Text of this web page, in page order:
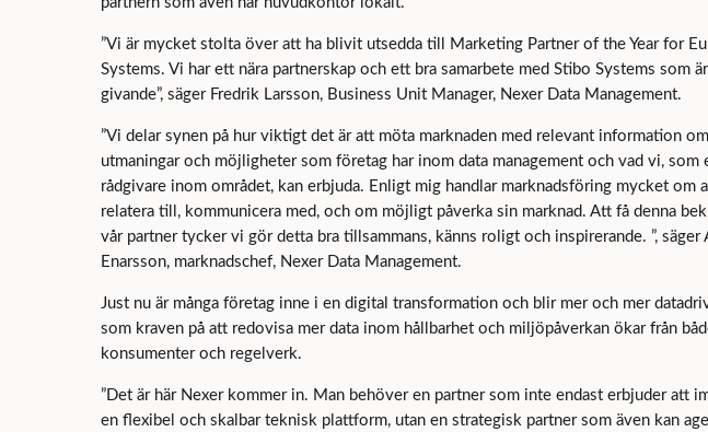
”Vi är mycket stolta över att ha blivit utsedda till Marketing Partner of the Year for
Systems. Vi har ett nära partnerskap och ett bra samarbete med Stibo Systems som
givande”, säger Fredrik Larsson, Business Unit Manager, Nexer Data Management.
”Vi delar synen på hur viktigt det är att möta marknaden med relevant information
utmaningar och möjligheter som företag har inom data management och vad vi, som
rådgivare inom området, kan erbjuda. Enligt mig handlar marknadsföring mycket om
relatera till, kommunicera med, och om möjligt påverka sin marknad. Att få denna
vår partner tycker vi gör detta bra tillsammans, känns roligt och inspirerande. ”, säger
Enarsson, marknadschef, Nexer Data Management.
Just nu är många företag inne i en digital transformation och blir mer och mer
som kraven på att redovisa mer data inom hållbarhet och miljöpåverkan ökar från
konsumenter och regelverk.
”Det är här Nexer kommer in. Man behöver en partner som inte endast erbjuder att
en flexibel och skalbar teknisk plattform, utan en strategisk partner som även kan